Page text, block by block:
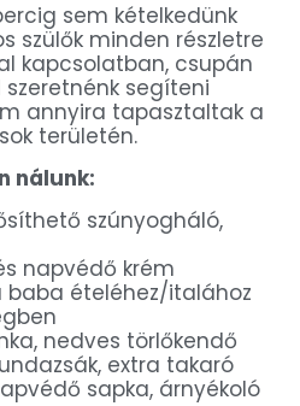
sem kételkedünk
szülők minden részletre
kapcsolatban, csupán
segíteni
annyira tapasztaltak a
területén.
nálunk:
szúnyogháló,
napvédő krém
baba ételéhez/italához
nedves törlőkendő
extra takaró
sapka, árnyékoló